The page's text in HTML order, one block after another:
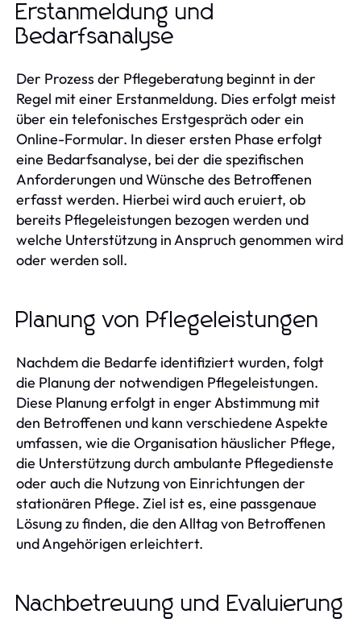
Erstanmeldung und
Bedarfsanalyse
Der Prozess der Pflegeberatung beginnt in der
Regel mit einer Erstanmeldung. Dies erfolgt meist
über ein telefonisches Erstgespräch oder ein
Online-Formular. In dieser ersten Phase erfolgt
eine Bedarfsanalyse, bei der die spezifischen
Anforderungen und Wünsche des Betroffenen
erfasst werden. Hierbei wird auch eruiert, ob
bereits Pflegeleistungen bezogen werden und
welche Unterstützung in Anspruch genommen wird
oder werden soll.
Planung von Pflegeleistungen
Nachdem die Bedarfe identifiziert wurden, folgt
die Planung der notwendigen Pflegeleistungen.
Diese Planung erfolgt in enger Abstimmung mit
den Betroffenen und kann verschiedene Aspekte
umfassen, wie die Organisation häuslicher Pflege,
die Unterstützung durch ambulante Pflegedienste
oder auch die Nutzung von Einrichtungen der
stationären Pflege. Ziel ist es, eine passgenaue
Lösung zu finden, die den Alltag von Betroffenen
und Angehörigen erleichtert.
Nachbetreuung und Evaluierung